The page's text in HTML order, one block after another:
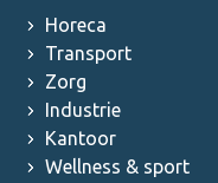
Horeca
Transport
Zorg
Industrie
Kantoor
Wellness & sport